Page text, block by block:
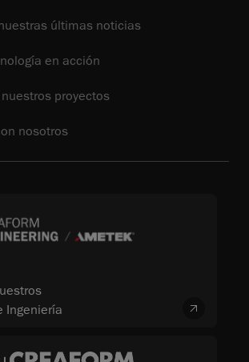
últimas noticias
en acción
proyectos
nosotros
Ingeniería